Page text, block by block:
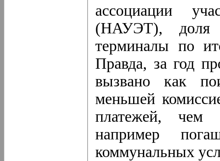
ассоциации
(НАУЭТ), доля
терминалы по
Правда, за год
вызвано как
меньшей
платежей, чем
например
коммунальных